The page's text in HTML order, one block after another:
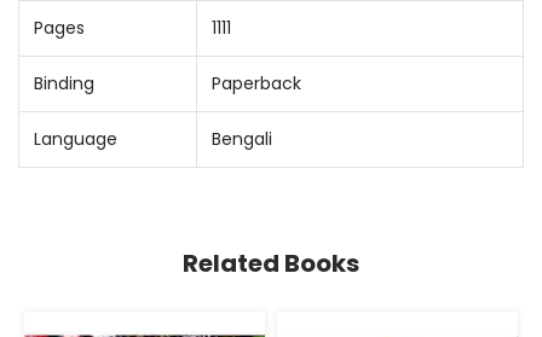
Pages 1111
Binding Paperback
Language Bengali
Related Books